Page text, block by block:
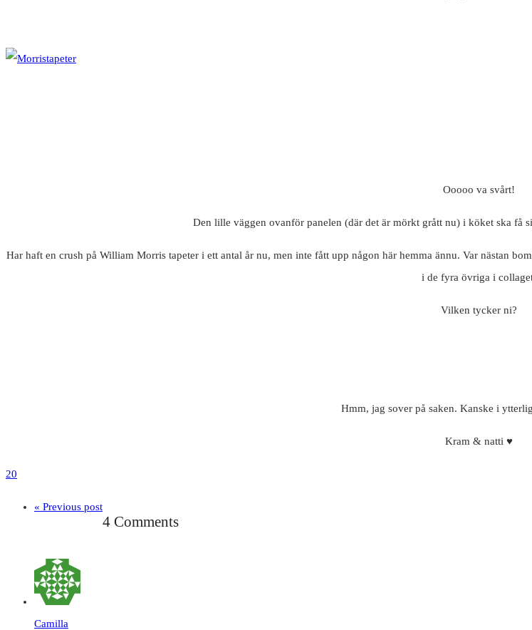
Ooooo va svårt!
Den lille väggen ovanför panelen (där det är mörkt grått nu) i köket ska få
Har haft en crush på William Morris tapeter i ett antal år nu, men inte fått upp någon här hemma ännu. Var nästan
i de fyra övriga i
Vilken tycker ni?
Hmm, jag sover på saken. Kanske i
Kram & natti ♥
20
« Previous post
4 Comments
Camilla